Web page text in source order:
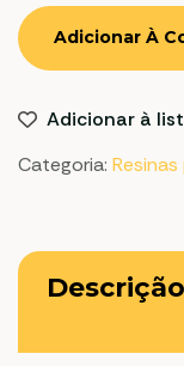
Adicionar À
Adicionar à
Categoria:
Descrição